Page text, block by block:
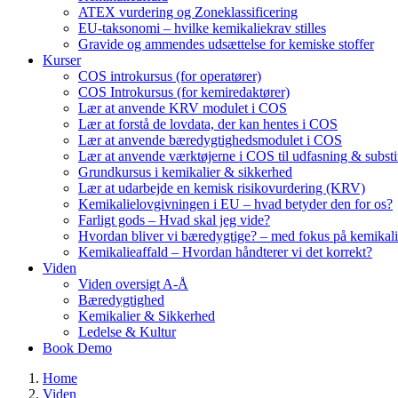
ATEX vurdering og Zoneklassificering
EU-taksonomi – hvilke kemikaliekrav stilles
Gravide og ammendes udsættelse for kemiske stoffer
Kurser
COS introkursus (for operatører)
COS Introkursus (for kemiredaktører)
Lær at anvende KRV modulet i COS
Lær at forstå de lovdata, der kan hentes i COS
Lær at anvende bæredygtighedsmodulet i COS
Lær at anvende værktøjerne i COS til udfasning &
Grundkursus i kemikalier & sikkerhed
Lær at udarbejde en kemisk risikovurdering (KRV)
Kemikalielovgivningen i EU – hvad betyder den for os?
Farligt gods – Hvad skal jeg vide?
Hvordan bliver vi bæredygtige? – med fokus på
Kemikalieaffald – Hvordan håndterer vi det korrekt?
Viden
Viden oversigt A-Å
Bæredygtighed
Kemikalier & Sikkerhed
Ledelse & Kultur
Book Demo
Home
Viden